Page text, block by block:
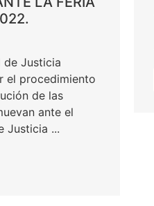
de Justicia
el procedimiento
de las
ante el
Justicia ...